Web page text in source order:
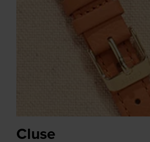
Cluse